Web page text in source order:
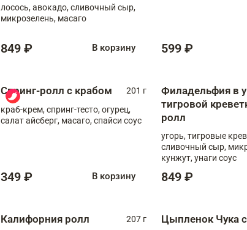
лосось, авокадо, сливочный сыр,
микрозелень, масаго
849 ₽ В корзину 599 ₽
Спринг-ролл с крабом
201 г
краб-крем, спринг-тесто, огурец,
салат айсберг, масаго, спайси соус
349 ₽ В корзину
Филадельфия в
тигровой
ролл
угорь, тигровые
сливочный сыр,
кунжут, унаги соус
849 ₽
Калифорния ролл 207 г
Цыпленок Чука с